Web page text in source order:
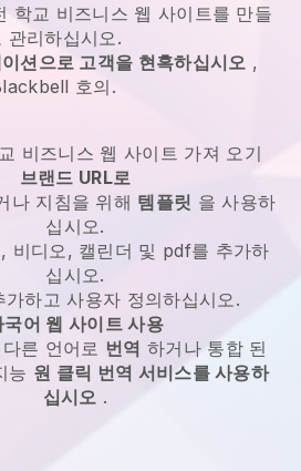
학교 비즈니스 웹 사이트를 만들
관리하십시오.
션으로 고객을 현혹하십시오 ,
호의.
비즈니스 웹 사이트 가져 오기
브랜드 URL로
나 지침을 위해 템플릿 을 사용하
십시오.
비디오, 캘린더 및 pdf를 추가하
십시오.
가하고 사용자 정의하십시오.
국어 웹 사이트 사용
른 언어로 번역 하거나 통합 된
능 원 클릭 번역 서비스를 사용하
십시오 .